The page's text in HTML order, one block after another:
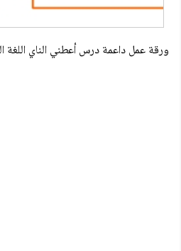
ورقة عمل داعمة درس أعطني الناي اللغة